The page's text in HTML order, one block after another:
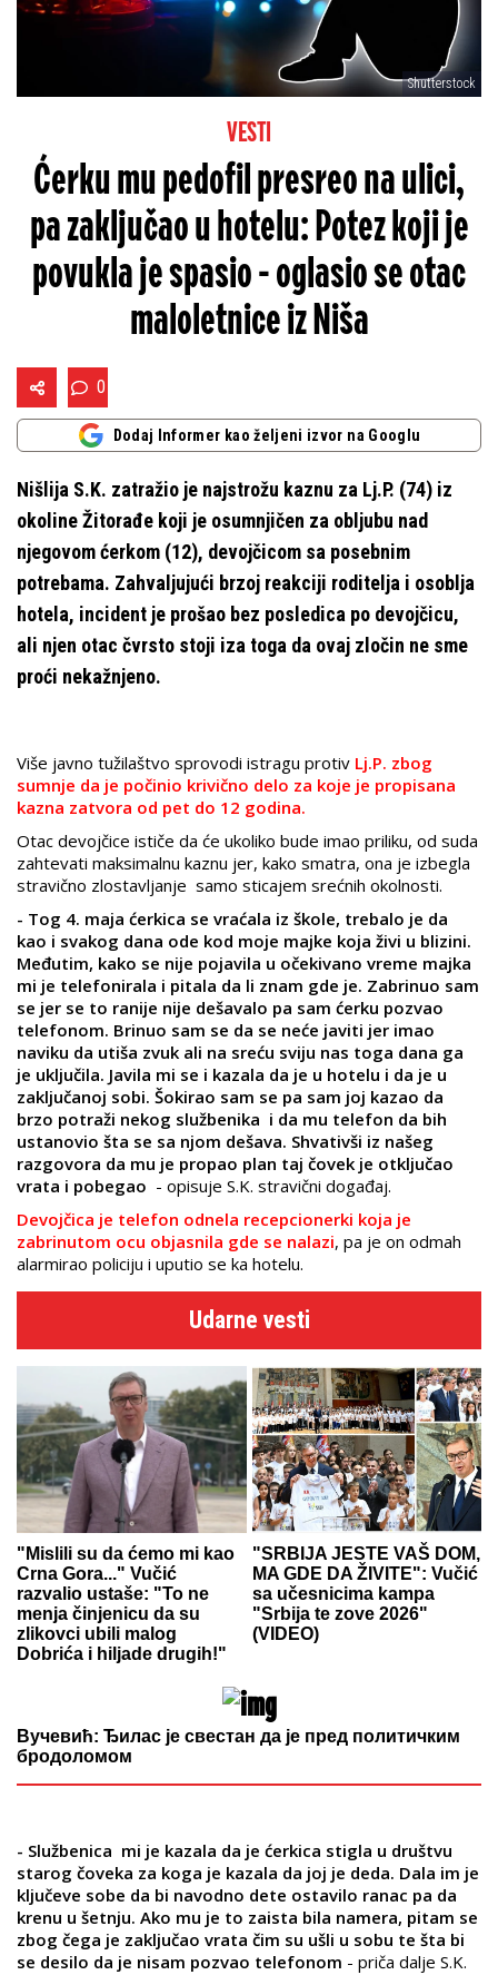
Shutterstock
VESTI
Ćerku mu pedofil presreo na ulici,
pa zaključao u hotelu: Potez koji je
povukla je spasio - oglasio se otac
maloletnice iz Niša
0
Dodaj Informer kao željeni izvor na Googlu
Nišlija S.K. zatražio je najstrožu kaznu za Lj.P. (74) iz
okoline Žitorađe koji je osumnjičen za obljubu nad
njegovom ćerkom (12), devojčicom sa posebnim
potrebama. Zahvaljujući brzoj reakciji roditelja i osoblja
hotela, incident je prošao bez posledica po devojčicu,
ali njen otac čvrsto stoji iza toga da ovaj zločin ne sme
proći nekažnjeno.
Više javno tužilaštvo sprovodi istragu protiv Lj.P. zbog
sumnje da je počinio krivično delo za koje je propisana
kazna zatvora od pet do 12 godina.
Otac devojčice ističe da će ukoliko bude imao priliku, od suda
zahtevati maksimalnu kaznu jer, kako smatra, ona je izbegla
stravično zlostavljanje samo sticajem srećnih okolnosti.
- Tog 4. maja ćerkica se vraćala iz škole, trebalo je da
kao i svakog dana ode kod moje majke koja živi u blizini.
Međutim, kako se nije pojavila u očekivano vreme majka
mi je telefonirala i pitala da li znam gde je. Zabrinuo sam
se jer se to ranije nije dešavalo pa sam ćerku pozvao
telefonom. Brinuo sam se da se neće javiti jer imao
naviku da utiša zvuk ali na sreću sviju nas toga dana ga
je uključila. Javila mi se i kazala da je u hotelu i da je u
zaključanoj sobi. Šokirao sam se pa sam joj kazao da
brzo potraži nekog službenika i da mu telefon da bih
ustanovio šta se sa njom dešava. Shvativši iz našeg
razgovora da mu je propao plan taj čovek je otključao
vrata i pobegao - opisuje S.K. stravični događaj.
Devojčica je telefon odnela recepcionerki koja je
zabrinutom ocu objasnila gde se nalazi, pa je on odmah
alarmirao policiju i uputio se ka hotelu.
Udarne vesti
"Mislili su da ćemo mi kao
Crna Gora..." Vučić
razvalio ustaše: "To ne
menja činjenicu da su
zlikovci ubili malog
Dobrića i hiljade drugih!"
"SRBIJA JESTE VAŠ DOM,
MA GDE DA ŽIVITE": Vučić
sa učesnicima kampa
"Srbija te zove 2026"
(VIDEO)
Вучевић: Ђилас је свестан да је пред политичким
бродоломом
- Službenica mi je kazala da je ćerkica stigla u društvu
starog čoveka za koga je kazala da joj je deda. Dala im je
ključeve sobe da bi navodno dete ostavilo ranac pa da
krenu u šetnju. Ako mu je to zaista bila namera, pitam se
zbog čega je zaključao vrata čim su ušli u sobu te šta bi
se desilo da je nisam pozvao telefonom - priča dalje S.K.